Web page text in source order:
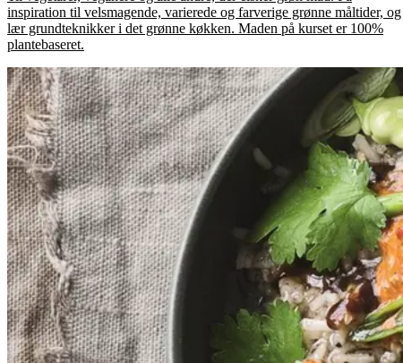
inspiration til velsmagende, varierede og farverige grønne måltider, og
lær grundteknikker i det grønne køkken. Maden på kurset er 100%
plantebaseret.